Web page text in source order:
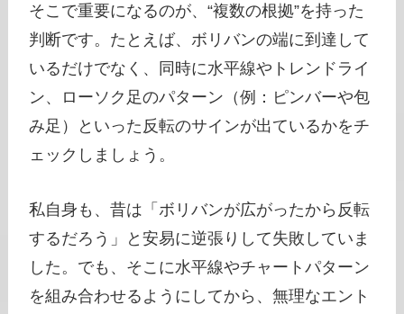
そこで重要になるのが、“複数の根拠”を持った
判断です。たとえば、ボリバンの端に到達して
いるだけでなく、同時に水平線やトレンドライ
ン、ローソク足のパターン（例：ピンバーや包
み足）といった反転のサインが出ているかをチ
ェックしましょう。
私自身も、昔は「ボリバンが広がったから反転
するだろう」と安易に逆張りして失敗していま
した。でも、そこに水平線やチャートパターン
を組み合わせるようにしてから、無理なエント